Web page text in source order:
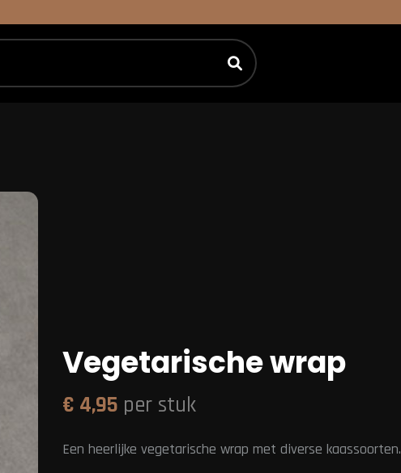
Vegetarische wrap
€ 4,95 per stuk
Een heerlijke vegetarische wrap met diverse kaassoorten.